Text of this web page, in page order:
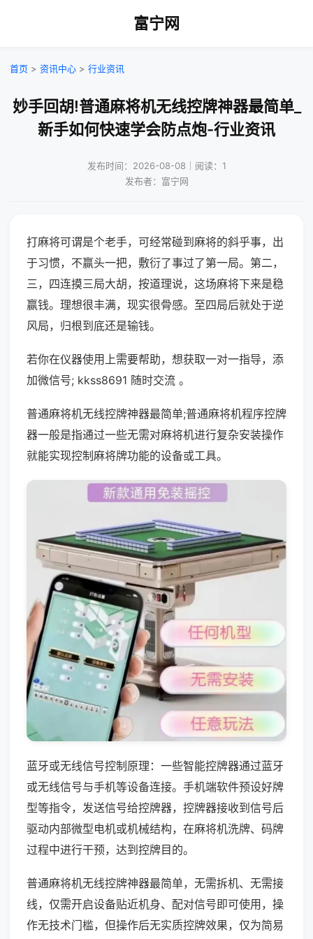
富宁网
首页 > 资讯中心 > 行业资讯
妙手回胡!普通麻将机无线控牌神器最简单_
新手如何快速学会防点炮-行业资讯
发布时间：2026-08-08｜阅读：1
发布者：富宁网
打麻将可谓是个老手，可经常碰到麻将的斜乎事，出
于习惯，不赢头一把，敷衍了事过了第一局。第二，
三，四连摸三局大胡，按道理说，这场麻将下来是稳
赢钱。理想很丰满，现实很骨感。至四局后就处于逆
风局，归根到底还是输钱。
若你在仪器使用上需要帮助，想获取一对一指导，添
加微信号; kkss8691 随时交流 。
普通麻将机无线控牌神器最简单;普通麻将机程序控牌
器一般是指通过一些无需对麻将机进行复杂安装操作
就能实现控制麻将牌功能的设备或工具。
蓝牙或无线信号控制原理：一些智能控牌器通过蓝牙
或无线信号与手机等设备连接。手机端软件预设好牌
型等指令，发送信号给控牌器，控牌器接收到信号后
驱动内部微型电机或机械结构，在麻将机洗牌、码牌
过程中进行干预，达到控牌目的。
普通麻将机无线控牌神器最简单，无需拆机、无需接
线，仅需开启设备贴近机身、配对信号即可使用，操
作无技术门槛，但操作后无实质控牌效果，仅为简易